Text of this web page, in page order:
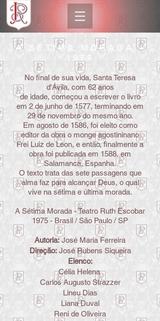
A SÉTIMA MORADA -
No final de sua vida, Santa Teresa
d'Ávila, com 62 anos
de idade, começou a escrever o livro
em 2 de junho de 1577, terminando em
29 de novembro do mesmo ano.
Em agosto de 1586, foi eleito como
editor da obra o monge agostininano
Frei Luiz de Leon, e então, finalmente a
obra foi publicada em 1588, em
Salamanca, Espanha.
O texto trata das sete passagens que
alma faz para alcançar Deus, o qual
vive na sétima e última morada.
A Sétima Morada - Teatro Ruth Escobar
1975 - Brasil / São Paulo / SP
Autoria:José Maria Ferreira
Direção: José Rubens Siqueira
Elenco:
Célia Helena
Carlos Augusto Strazzer
Lineu Dias
Liana Duval
Reni de Oliveira